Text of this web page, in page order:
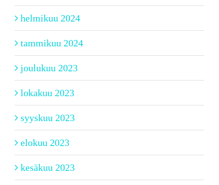
helmikuu 2024
tammikuu 2024
joulukuu 2023
lokakuu 2023
syyskuu 2023
elokuu 2023
kesäkuu 2023